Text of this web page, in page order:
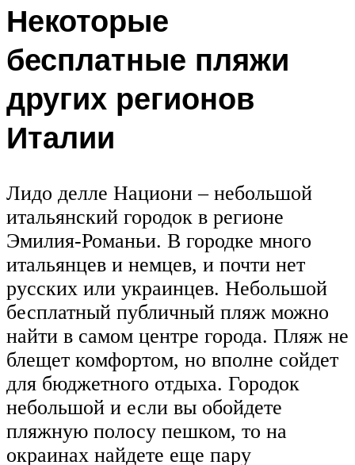
Некоторые
бесплатные пляжи
других регионов
Италии
Лидо делле Национи – небольшой
итальянский городок в регионе
Эмилия-Романьи. В городке много
итальянцев и немцев, и почти нет
русских или украинцев. Небольшой
бесплатный публичный пляж можно
найти в самом центре города. Пляж не
блещет комфортом, но вполне сойдет
для бюджетного отдыха. Городок
небольшой и если вы обойдете
пляжную полосу пешком, то на
окраинах найдете еще пару